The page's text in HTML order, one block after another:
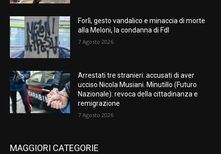
Forlì, gesto vandalico e minaccia di morte
alla Meloni, la condanna di FdI
7 Agosto 2026
Arrestati tre stranieri: accusati di aver
ucciso Nicola Musiani. Minutillo (Futuro
Nazionale): revoca della cittadinanza e
remigrazione
7 Agosto 2026
MAGGIORI CATEGORIE